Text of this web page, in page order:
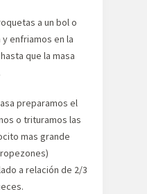
a un bol o
enfriamos en la
que la masa
preparamos el
o trituramos las
mas grande
a relación de 2/3